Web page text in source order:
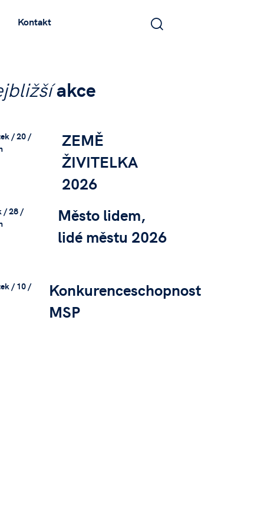
Kontakt
akce
/ 20 /
ZEMĚ
ŽIVITELKA
2026
/ 28 /
Město lidem,
lidé městu 2026
/ 10 /
Konkurenceschopnost
MSP